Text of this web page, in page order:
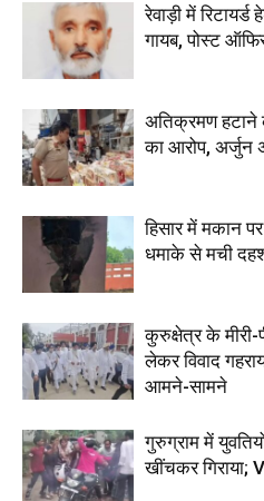
रेवाड़ी में
गायब, पोस्ट
अतिक्रमण हटाने
का आरोप, अर्जुन
हिसार में मकान
धमाके से मची
कुरुक्षेत्र के मीरी-
लेकर विवाद
आमने-सामने
गुरुग्राम में
खींचकर गिराया;